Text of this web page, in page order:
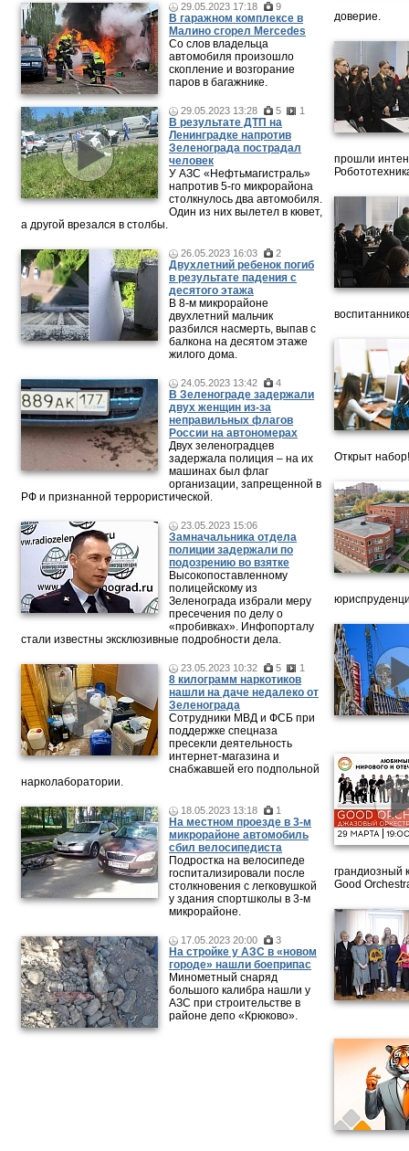
29.05.2023 17:18 9
В гаражном комплексе в
Малино сгорел Mercedes
Со слов владельца
автомобиля произошло
скопление и возгорание
паров в багажнике.
29.05.2023 13:28 5 1
В результате ДТП на
Ленинградке напротив
Зеленограда пострадал
человек
У АЗС «Нефтьмагистраль»
напротив 5-го микрорайона
столкнулось два автомобиля.
Один из них вылетел в кювет,
а другой врезался в столбы.
26.05.2023 16:03 2
Двухлетний ребенок погиб
в результате падения с
десятого этажа
В 8-м микрорайоне
двухлетний мальчик
разбился насмерть, выпав с
балкона на десятом этаже
жилого дома.
24.05.2023 13:42 4
В Зеленограде задержали
двух женщин из-за
неправильных флагов
России на автономерах
Двух зеленоградцев
задержала полиция – на их
машинах был флаг
организации, запрещенной в
РФ и признанной террористической.
23.05.2023 15:06
Замначальника отдела
полиции задержали по
подозрению во взятке
Высокопоставленному
полицейскому из
Зеленограда избрали меру
пресечения по делу о
«пробивках». Инфопорталу
стали известны эксклюзивные подробности дела.
23.05.2023 10:32 5 1
8 килограмм наркотиков
нашли на даче недалеко от
Зеленограда
Сотрудники МВД и ФСБ при
поддержке спецназа
пресекли деятельность
интернет-магазина и
снабжавшей его подпольной
нарколаборатории.
18.05.2023 13:18 1
На местном проезде в 3-м
микрорайоне автомобиль
сбил велосипедиста
Подростка на велосипеде
госпитализировали после
столкновения с легковушкой
у здания спортшколы в 3-м
микрорайоне.
17.05.2023 20:00 3
На стройке у АЗС в «новом
городе» нашли боеприпас
Минометный снаряд
большого калибра нашли у
АЗС при строительстве в
районе депо «Крюково».
доверие.
прошли
Открыт набор!
грандиозный
Good